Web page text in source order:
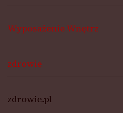
Wyposażenie Wnętrz
zdrowie
zdrowie.pl